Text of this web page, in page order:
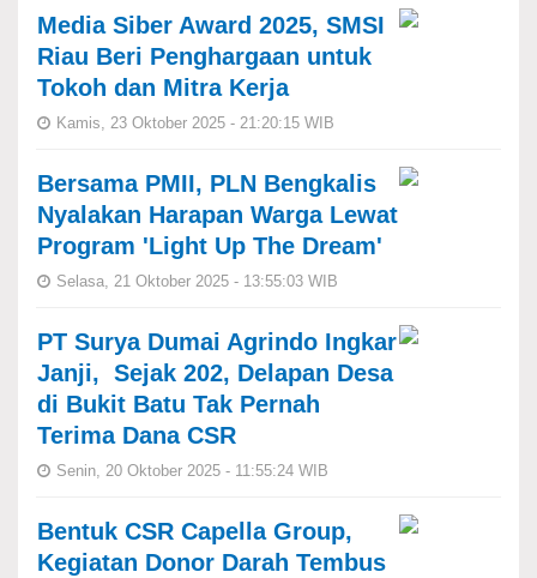
Media Siber Award 2025, SMSI
Riau Beri Penghargaan untuk
Tokoh dan Mitra Kerja
Kamis, 23 Oktober 2025 - 21:20:15 WIB
Bersama PMII, PLN Bengkalis
Nyalakan Harapan Warga Lewat
Program 'Light Up The Dream'
Selasa, 21 Oktober 2025 - 13:55:03 WIB
PT Surya Dumai Agrindo Ingkar
Janji, Sejak 202, Delapan Desa
di Bukit Batu Tak Pernah
Terima Dana CSR
Senin, 20 Oktober 2025 - 11:55:24 WIB
Bentuk CSR Capella Group,
Kegiatan Donor Darah Tembus